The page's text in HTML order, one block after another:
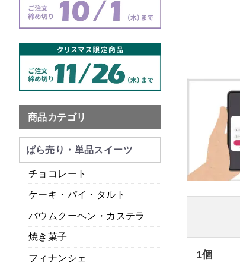
1個
商品カテゴリ
ばら売り・単品スイーツ
チョコレート
ケーキ・パイ・タルト
バウムクーヘン・カステラ
焼き菓子
フィナンシェ